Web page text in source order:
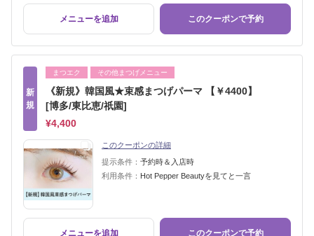
メニューを追加 このクーポンで予約
新
規
まつエク その他まつげメニュー
《新規》韓国風★束感まつげパーマ 【￥4400】
[博多/東比恵/祇園]
¥4,400
このクーポンの詳細
提示条件： 予約時＆入店時
利用条件： Hot Pepper Beautyを見てと一言
メニューを追加 このクーポンで予約